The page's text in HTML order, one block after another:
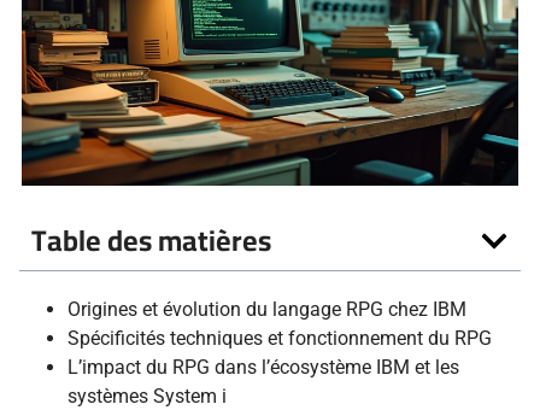
Table des matières
Origines et évolution du langage RPG chez IBM
Spécificités techniques et fonctionnement du RPG
L’impact du RPG dans l’écosystème IBM et les
systèmes System i